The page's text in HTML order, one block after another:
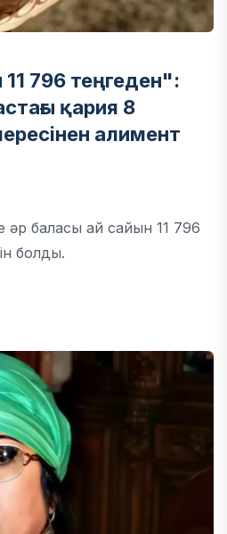
796 теңгеден":
қария 8
алимент
әр баласы ай сайын 11 796
болды.